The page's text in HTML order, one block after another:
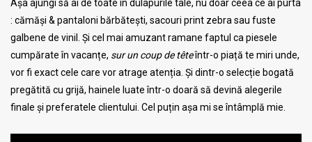
Așa ajungi să ai de toate în dulapurile tale, nu doar ceea ce ai purta
: cămăși & pantaloni bărbătești, sacouri print zebra sau fuste
galbene de vinil. Și cel mai amuzant ramane faptul ca piesele
cumpărate în vacanțe, sur un coup de têteîntr-o piață te miri unde,
vor fi exact cele care vor atrage atenția. Și dintr-o selecție bogată
pregătită cu grijă, hainele luate într-o doară să devină alegerile
finale și preferatele clientului. Cel puțin așa mi se întâmplă mie.